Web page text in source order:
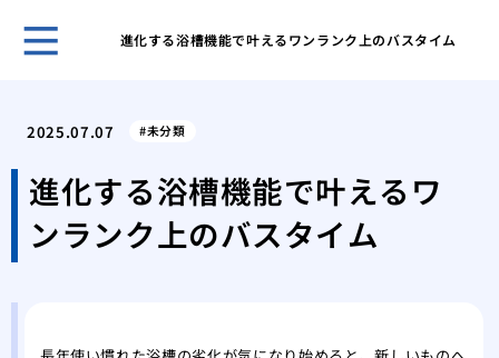
進化する浴槽機能で叶えるワンランク上のバスタイム
2025.07.07 未分類
進化する浴槽機能で叶えるワ
ンランク上のバスタイム